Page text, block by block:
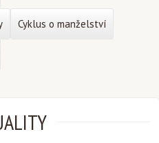
Cyklus o manželství